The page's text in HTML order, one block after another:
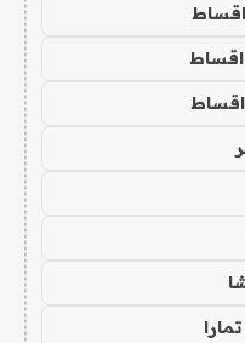
اقساط
اقساط
اقساط